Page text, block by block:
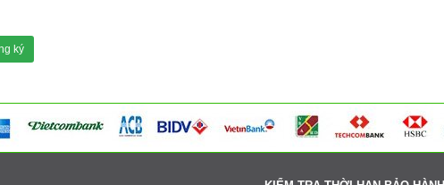
Cụm 6 - Thị Trấn Liên Quan - Thạch Thất - Hà Nội
Tư vấn: 0979411666-0338608888 Xem bản đồ